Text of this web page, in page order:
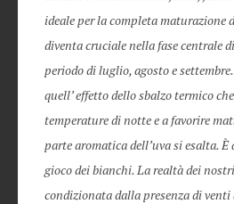
ideale per la completa maturazione
diventa cruciale nella fase centrale
periodo di luglio, agosto e
quell’ effetto dello sbalzo termico
temperature di notte e a favorire
parte aromatica dell’uva si esalta.
gioco dei bianchi. La realtà dei
condizionata dalla presenza di